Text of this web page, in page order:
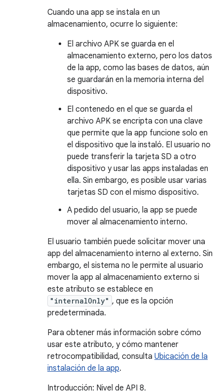
Cuando una app se instala en un
almacenamiento, ocurre lo siguiente:
El archivo APK se guarda en el
almacenamiento externo, pero los datos
de la app, como las bases de datos, aún
se guardarán en la memoria interna del
dispositivo.
El contenedo en el que se guarda el
archivo APK se encripta con una clave
que permite que la app funcione solo en
el dispositivo que la instaló. El usuario no
puede transferir la tarjeta SD a otro
dispositivo y usar las apps instaladas en
ella. Sin embargo, es posible usar varias
tarjetas SD con el mismo dispositivo.
A pedido del usuario, la app se puede
mover al almacenamiento interno.
El usuario también puede solicitar mover una
app del almacenamiento interno al externo. Sin
embargo, el sistema no le permite al usuario
mover la app al almacenamiento externo si
este atributo se establece en
"internalOnly" , que es la opción
predeterminada.
Para obtener más información sobre cómo
usar este atributo, y cómo mantener
retrocompatibilidad, consulta Ubicación de la
instalación de la app.
Introducción: Nivel de API 8.